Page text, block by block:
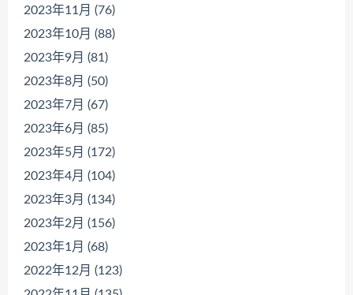
2023年11月 (76)
2023年10月 (88)
2023年9月 (81)
2023年8月 (50)
2023年7月 (67)
2023年6月 (85)
2023年5月 (172)
2023年4月 (104)
2023年3月 (134)
2023年2月 (156)
2023年1月 (68)
2022年12月 (123)